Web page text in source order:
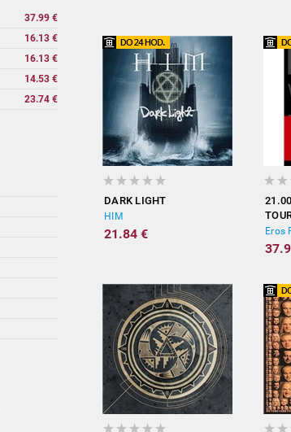
37.99 €
16.13 €
16.13 €
14.53 €
23.74 €
DARK LIGHT
HIM
21.84 € Eros